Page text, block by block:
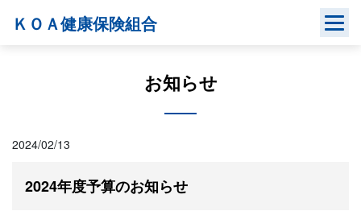
ＫＯＡ健康保険組合
お知らせ
2024/02/13
2024年度予算のお知らせ